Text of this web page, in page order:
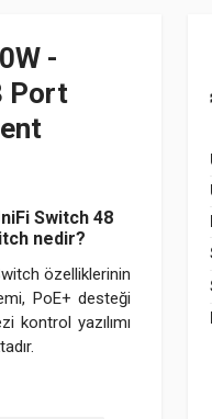
-
Port
Switch 48
nedir?
özelliklerinin
PoE+ desteği
kontrol yazılımı